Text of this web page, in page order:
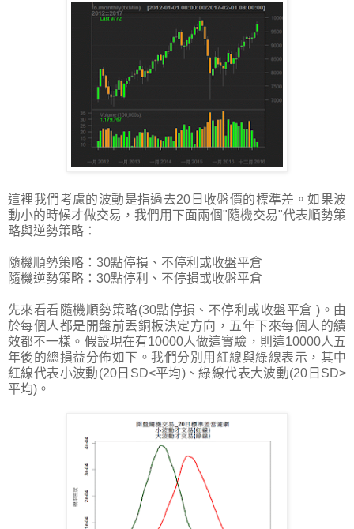
這裡我們考慮的波動是指過去20日收盤價的標準差。如果波
動小的時候才做交易，我們用下面兩個"隨機交易"代表順勢策
略與逆勢策略：
隨機順勢策略：30點停損、不停利或收盤平倉
隨機逆勢策略：30點停利、不停損或收盤平倉
先來看看隨機順勢策略(30點停損、不停利或收盤平倉 )。由
於每個人都是開盤前丟銅板決定方向，五年下來每個人的績
效都不一樣。假設現在有10000人做這實驗，則這10000人五
年後的總損益分佈如下。我們分別用紅線與綠線表示，其中
紅線代表小波動(20日SD<平均)、綠線代表大波動(20日SD>
平均)。